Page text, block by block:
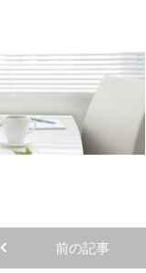
前の記事